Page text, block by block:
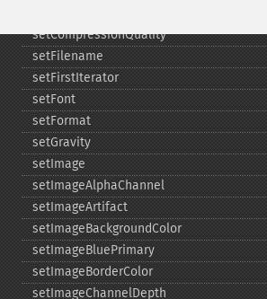
setCompressionQuality
setFilename
setFirstIterator
setFont
setFormat
setGravity
setImage
setImageAlphaChannel
setImageArtifact
setImageBackgroundColor
setImageBluePrimary
setImageBorderColor
setImageChannelDepth